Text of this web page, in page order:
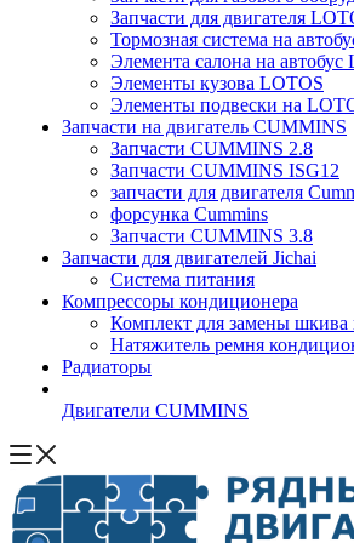
Запчасти для двигателя
Тормозная система на
Элемента салона на автобус
Элементы кузова LOTOS
Элементы подвески на
Запчасти на двигатель CUMMINS
Запчасти CUMMINS 2.8
Запчасти CUMMINS ISG12
запчасти для двигателя
форсунка Cummins
Запчасти CUMMINS 3.8
Запчасти для двигателей Jichai
Система питания
Компрессоры кондиционера
Комплект для замены шкива
Натяжитель ремня
Радиаторы
Двигатели CUMMINS